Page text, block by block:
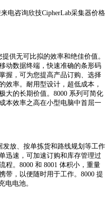
电咨询欣技CipherLab采集器价格
无可比拟的效率和绝佳价值。
数据终端，快速准确的条形码
，可为您提高产品订购、选择
。耐用型设计，超低成本，
的长期价值。8000 系列可简化
成本效率之高在小型电脑中首屈一
放、按单拣货和路线规划等工作
迅速，可加速订购和库存管理过
。8000 和 8001 体积小，重量
，以便随时用于工作。8000 提
池。